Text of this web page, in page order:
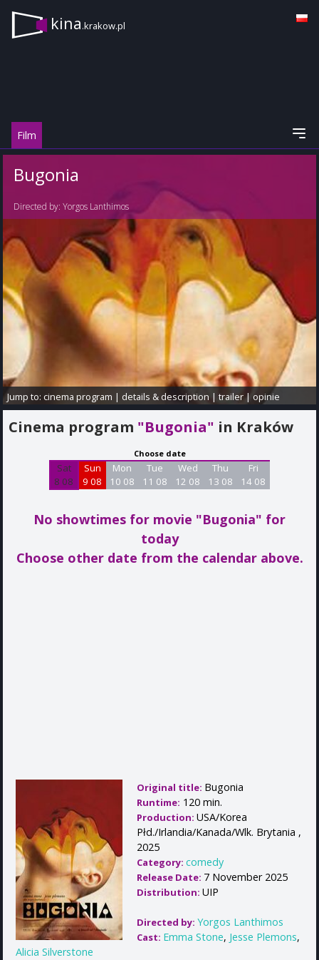
kina.krakow.pl
Film
Bugonia
Directed by: Yorgos Lanthimos
Jump to:cinema program | details & description |trailer|opinie
Cinema program "Bugonia" in Kraków
Choose date
Sat
8 08
Sun
9 08
Mon
10 08
Tue
11 08
Wed
12 08
Thu
13 08
Fri
14 08
No showtimes for movie "Bugonia" for
today
Choose other date from the calendar above.
Original title: Bugonia
Runtime: 120 min.
Production: USA/Korea
Płd./Irlandia/Kanada/Wlk. Brytania ,
2025
Category: comedy
Release Date: 7 November 2025
Distribution: UIP
Directed by: Yorgos Lanthimos
Cast: Emma Stone, Jesse Plemons,
Alicia Silverstone